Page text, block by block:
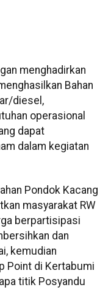
menghadirkan
Bahan
diesel,
operasional
dapat
dalam kegiatan
Pondok Kacang
masyarakat RW
berpartisipasi
dan
kemudian
Point di Kertabumi
titik Posyandu